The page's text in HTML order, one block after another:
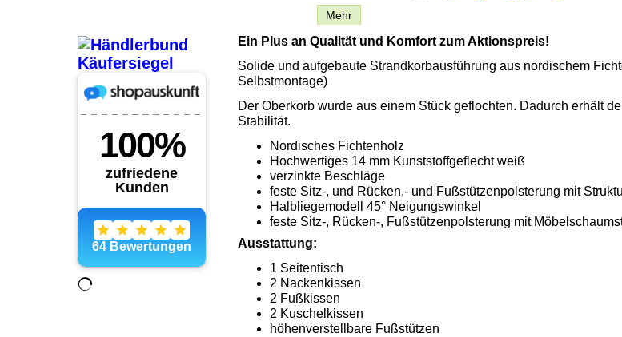
Mehr
Ein Plus an Qualität und Komfort zum Aktionspreis!
Solide und aufgebaute Strandkorbausführung aus nordischem
Selbstmontage)
Der Oberkorb wurde aus einem Stück geflochten. Dadurch erhält
Stabilität.
Nordisches Fichtenholz
Hochwertiges 14 mm Kunststoffgeflecht weiß
verzinkte Beschläge
feste Sitz-, und Rücken,- und Fußstützenpolsterung mit
Halbliegemodell 45° Neigungswinkel
feste Sitz-, Rücken-, Fußstützenpolsterung mit
Ausstattung:
1 Seitentisch
2 Nackenkissen
2 Fußkissen
2 Kuschelkissen
höhenverstellbare Fußstützen